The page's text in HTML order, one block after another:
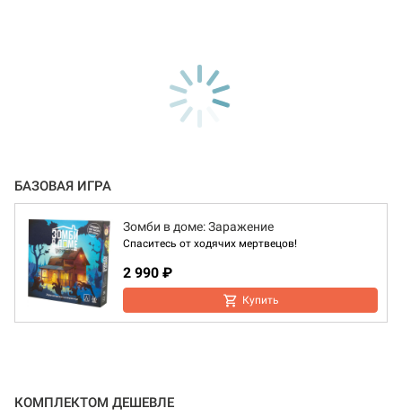
БАЗОВАЯ ИГРА
Зомби в доме: Заражение
Спаситесь от ходячих мертвецов!
2 990 ₽
Купить
КОМПЛЕКТОМ ДЕШЕВЛЕ